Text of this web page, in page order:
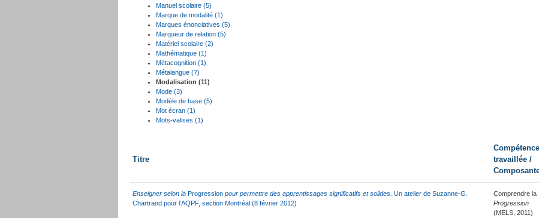
Manuel scolaire (5)
Marque de modalité (1)
Marques énonciatives (5)
Marqueur de relation (5)
Matériel scolaire (2)
Mathématique (1)
Métacognition (1)
Métalangue (7)
Modalisation (11)
Mode (3)
Modèle de base (5)
Mot écran (1)
Mots-valises (1)
Titre
Compétence
travaillée /
Enseigner selon la Progression pour permettre des apprentissages significatifs et solides. Un atelier de Suzanne-G.
Chartrand pour l’AQPF, section Montréal (8 février 2012)
Comprendre la
Progression
(MELS, 2011)